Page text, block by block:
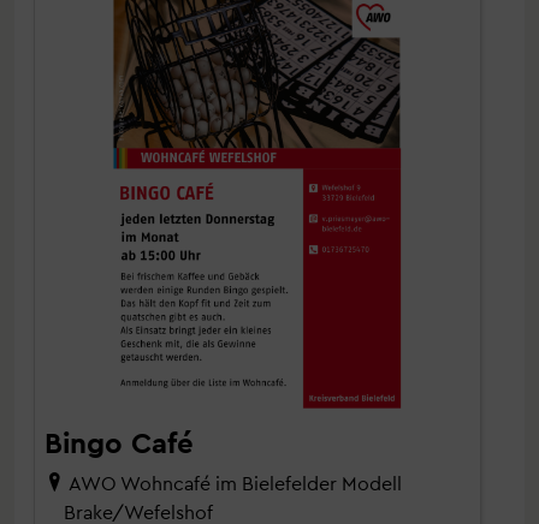
Bingo Café
AWO Wohncafé im Bielefelder Modell
Brake/Wefelshof